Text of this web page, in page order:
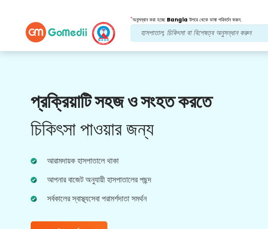
*অনুসন্ধান করা হচ্ছে Bangla উপরে থেকে ভাষা পরিবর্তন করুন.
প্রক্রিয়াটি সহজ ও সংহত করতে
চিকিৎসা পাওয়ার জন্য
আরামদায়ক হাসপাতালে থাকা
আপনার বাজেট অনুযায়ী হাসপাতালের পছন্দ
সর্বকালের স্বাস্থ্যসেবা পরামর্শদাতা সমর্থন
আমাদের সুবিধা
পোস্ট চিকিত্সাঅনুসরণ যত্ন
আপনার সমস্যার সমাধান করার জন্য আমাদের দলের সাথে 24x7
চিকিৎসা এবং রোগীর সহায়তা পান। আপনার চিকিৎসার